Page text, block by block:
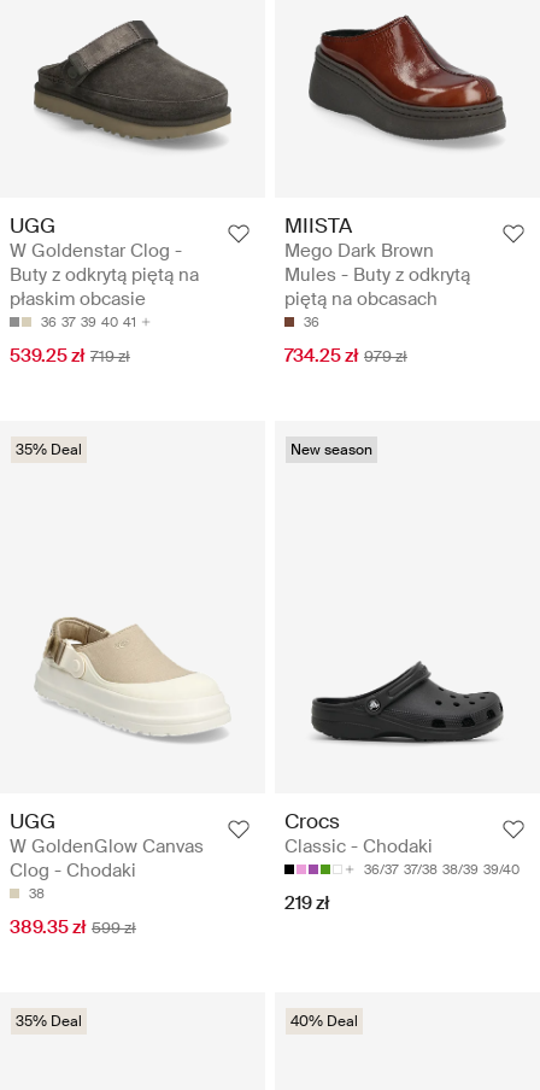
UGG
W Goldenstar Clog -
Buty z odkrytą piętą na
płaskim obcasie
36 37 39 40 41
539.25 zł 719 zł
MIISTA
Mego Dark Brown
Mules - Buty z odkrytą
piętą na obcasach
36
734.25 zł 979 zł
35% Deal
UGG
W GoldenGlow Canvas
Clog - Chodaki
38
389.35 zł 599 zł
New season
Crocs
Classic - Chodaki
36/37 37/38 38/39 39/40
219 zł
35% Deal 40% Deal